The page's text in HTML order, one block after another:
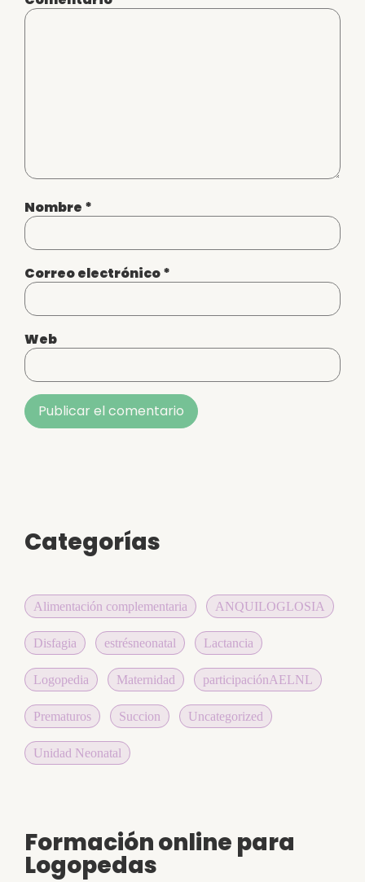
Nombre *
Correo electrónico*
Web
Categorías
Alimentación complementaria ANQUILOGLOSIA
Disfagia estrésneonatal Lactancia
Logopedia Maternidad participaciónAELNL
Prematuros Succion Uncategorized
Unidad Neonatal
Formación online para
Logopedas